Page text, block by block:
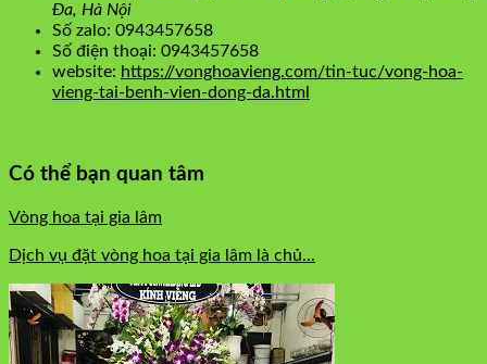
Đa, Hà Nội
Số zalo: 0943457658
Số điện thoại: 0943457658
website: https://vonghoavieng.com/tin-tuc/vong-hoa-
vieng-tai-benh-vien-dong-da.html
Có thể bạn quan tâm
Vòng hoa tại gia lâm
Dịch vụ đặt vòng hoa tại gia lâm là chủ...